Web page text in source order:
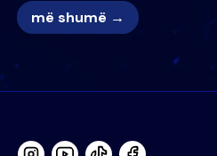
më shumë →